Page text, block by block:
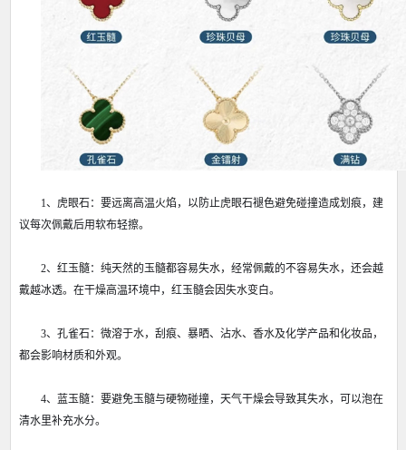
1、虎眼石：要远离高温火焰，以防止虎眼石褪色避免碰撞造成划痕，建
议每次佩戴后用软布轻擦。
2、红玉髓：纯天然的玉髓都容易失水，经常佩戴的不容易失水，还会越
戴越冰透。在干燥高温环境中，红玉髓会因失水变白。
3、孔雀石：微溶于水，刮痕、暴晒、沾水、香水及化学产品和化妆品，
都会影响材质和外观。
4、蓝玉髓：要避免玉髓与硬物碰撞，天气干燥会导致其失水，可以泡在
清水里补充水分。